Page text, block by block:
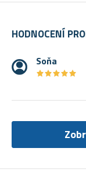
HODNOCENÍ
Soňa
★★★★★
★★★★★